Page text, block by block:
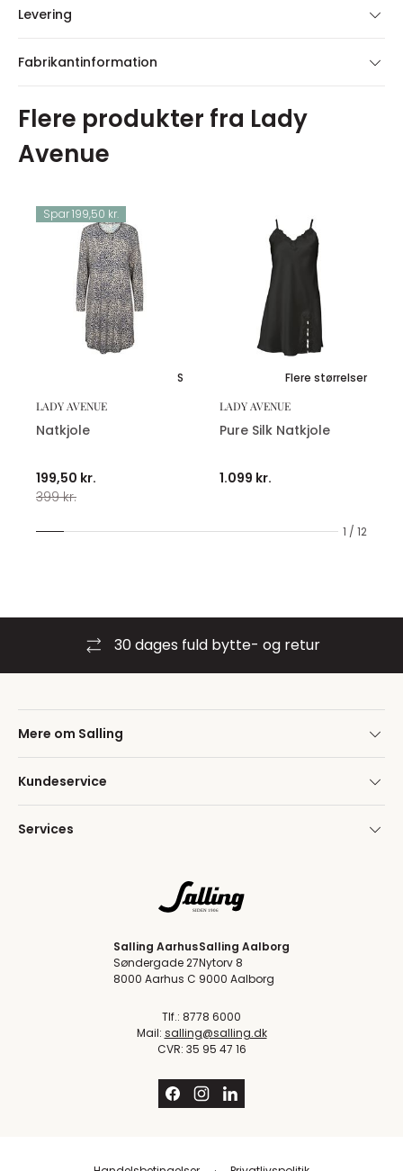
Levering
Fabrikantinformation
Flere produkter fra Lady
Avenue
1 / 12
Spar 199,50 kr.
S
LADY AVENUE
Natkjole
199,50 kr.
399 kr.
Flere størrelser
LADY AVENUE
Pure Silk Natkjole
1.099 kr.
30 dages fuld bytte- og retur
Mere om Salling
Kundeservice
Services
Salling Aarhus
Søndergade 27
8000 Aarhus C
Salling Aalborg
Nytorv 8
9000 Aalborg
Tlf.: 8778 6000
Mail: salling@salling.dk
CVR: 35 95 47 16